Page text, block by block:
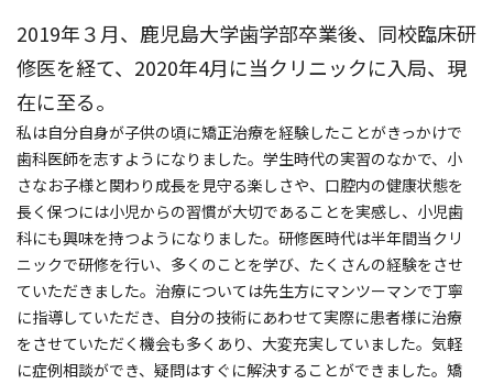
2019年３月、鹿児島大学歯学部卒業後、同校臨床研
修医を経て、2020年4月に当クリニックに入局、現
在に至る。
私は自分自身が子供の頃に矯正治療を経験したことがきっかけで
歯科医師を志すようになりました。学生時代の実習のなかで、小
さなお子様と関わり成長を見守る楽しさや、口腔内の健康状態を
長く保つには小児からの習慣が大切であることを実感し、小児歯
科にも興味を持つようになりました。研修医時代は半年間当クリ
ニックで研修を行い、多くのことを学び、たくさんの経験をさせ
ていただきました。治療については先生方にマンツーマンで丁寧
に指導していただき、自分の技術にあわせて実際に患者様に治療
をさせていただく機会も多くあり、大変充実していました。気軽
に症例相談ができ、疑問はすぐに解決することができました。矯